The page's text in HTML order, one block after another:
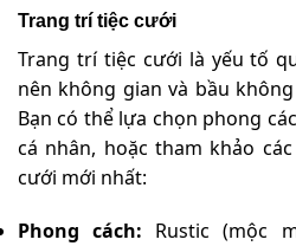
Trang trí tiệc cưới
Trang trí tiệc cưới là yếu tố
nên không gian và bầu
Bạn có thể lựa chọn phong
cá nhân, hoặc tham khảo
cưới mới nhất:
Phong cách: Rustic (mộc